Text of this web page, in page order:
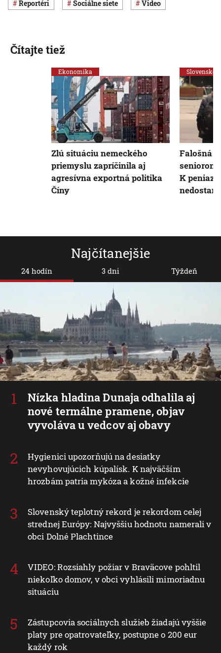
Reportéri sociálne siete Video
Najčítanejšie
24 hodín
Nízka hladina Dunaja odhalila aj
nové termálne pramene, objav
vyvoláva u vedcov aj obavy
Hygienici upozorňujú na desiatky
nevyhovujúcich kúpalísk. K najväčším
hrozbám patria mykóza a kožné infekcie
Slovenský teplotný rekord je rekordom celej
strednej Európy: Najvyššiu hodnotu namerali v
obci Dolné Plachtince
VIDEO: Rozsiahly požiar v Braväcove pohltil
niekoľko domov, v obci vyhlásili mimoriadnu
situáciu
Zástupcovia sociálnych služieb žiadajú vyššie
platy pre opatrovateľky, postupne o 200 eur
každý rok
3 dni Týždeň
Čítajte tiež
Ekonomika
Zlú situáciu nemeckého
priemyslu zapríčinila aj
agresívna exportná politika
Číny
Slovensko
Falošná
seniorom
K